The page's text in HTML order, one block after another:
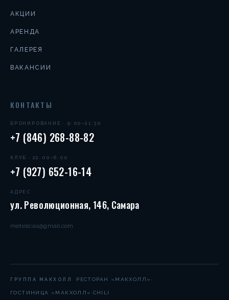
АКЦИИ
АРЕНДА
ГАЛЕРЕЯ
ВАКАНСИИ
КОНТАКТЫ
БРОНИРОВАНИЕ · 9:00–21:30
+7 (846) 268-88-82
КЛУБ · 22:00–6:00
+7 (927) 652-16-14
АДРЕС
ул. Революционная, 146, Самара
metelicas@gmail.com
ГРУППА МАКХОЛЛ РЕСТОРАН «МАКХОЛЛ» ·
ГОСТИНИЦА «МАКХОЛЛ» ·CHILI